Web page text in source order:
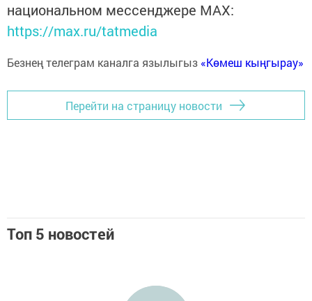
национальном мессенджере MАХ:
https://max.ru/tatmedia
Безнең телеграм каналга язылыгыз «Көмеш кыңгырау»
Перейти на страницу новости
Топ 5 новостей